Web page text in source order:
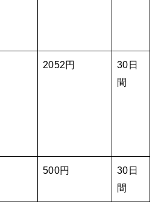
2052円
30日
間
500円
30日
間